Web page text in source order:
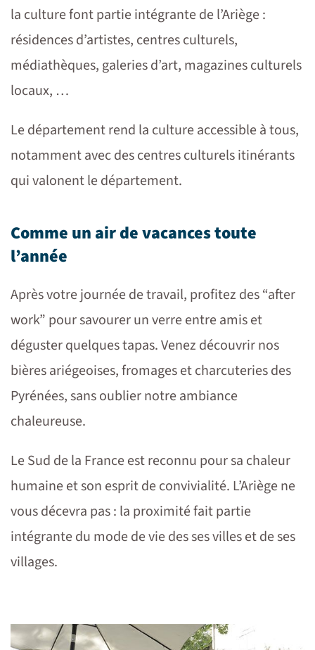
la culture font partie intégrante de l’Ariège :
résidences d’artistes, centres culturels,
médiathèques, galeries d’art, magazines culturels
locaux, …
Le département rend la culture accessible à tous,
notamment avec des centres culturels itinérants
qui valonent le département.
Comme un air de vacances toute
l’année
Après votre journée de travail, profitez des “after
work” pour savourer un verre entre amis et
déguster quelques tapas. Venez découvrir nos
bières ariégeoises, fromages et charcuteries des
Pyrénées, sans oublier notre ambiance
chaleureuse.
Le Sud de la France est reconnu pour sa chaleur
humaine et son esprit de convivialité. L’Ariège ne
vous décevra pas : la proximité fait partie
intégrante du mode de vie des ses villes et de ses
villages.